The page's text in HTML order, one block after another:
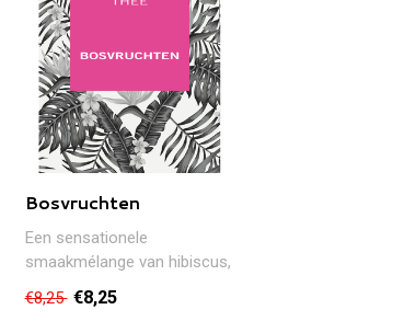
Bosvruchten
Een sensationele
smaakmélange van hibiscus,
rozenbottel, aardbei, blauwe
bosbes..
€8,25 €8,25